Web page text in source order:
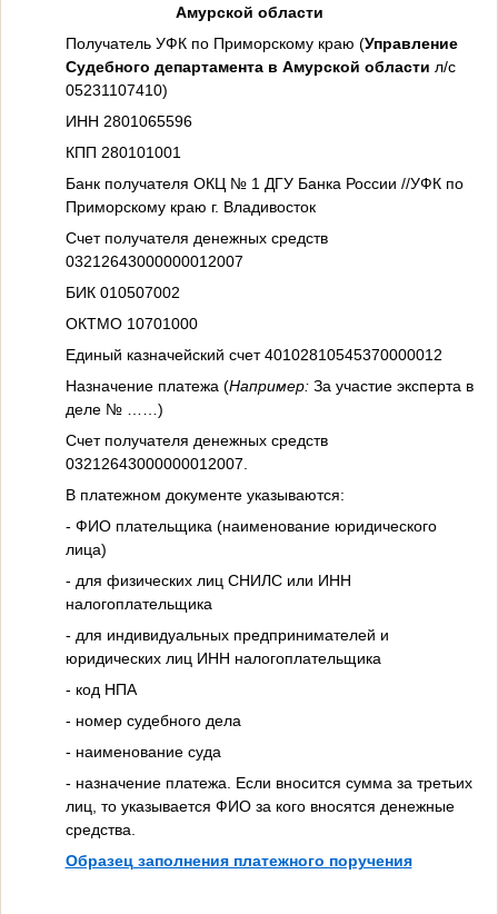
Амурской области
Получатель УФК по Приморскому краю (Управление
Судебного департамента в Амурской области л/с
05231107410)
ИНН 2801065596
КПП 280101001
Банк получателя ОКЦ № 1 ДГУ Банка России //УФК по
Приморскому краю г. Владивосток
Счет получателя денежных средств
03212643000000012007
БИК 010507002
ОКТМО 10701000
Единый казначейский счет 40102810545370000012
Назначение платежа (Например: За участие эксперта в
деле № ……)
Счет получателя денежных средств
03212643000000012007.
В платежном документе указываются:
- ФИО плательщика (наименование юридического
лица)
- для физических лиц СНИЛС или ИНН
налогоплательщика
- для индивидуальных предпринимателей и
юридических лиц ИНН налогоплательщика
- код НПА
- номер судебного дела
- наименование суда
- назначение платежа. Если вносится сумма за третьих
лиц, то указывается ФИО за кого вносятся денежные
средства.
Образец заполнения платежного поручения